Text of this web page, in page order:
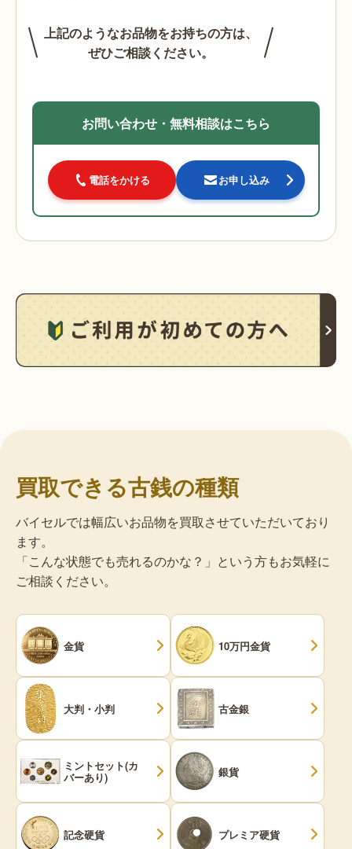
上記のようなお品物をお持ちの方は、
ぜひご相談ください。
お問い合わせ・無料相談はこちら
電話をかける お申し込み
買取できる古銭の種類
バイセルでは幅広いお品物を買取させていただいており
ます。
「こんな状態でも売れるのかな？」という方もお気軽に
ご相談ください。
金貨 10万円金貨
大判・小判 古金銀
ミントセット(カ
バーあり) 銀貨
記念硬貨 プレミア硬貨